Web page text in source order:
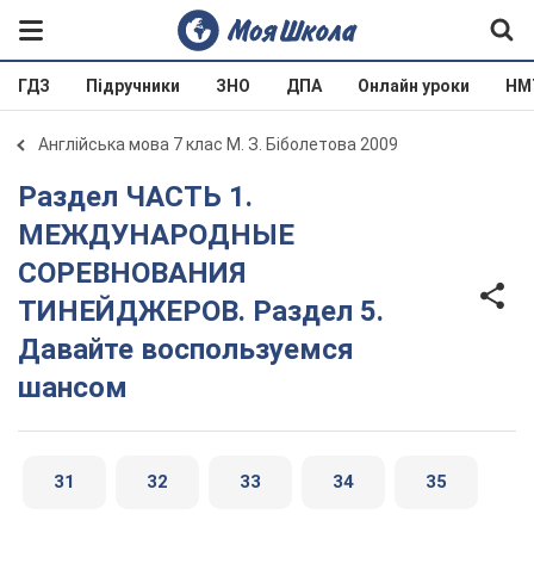
ГДЗ Підручники ЗНО ДПА Онлайн уроки
Англійська мова 7 клас М. З. Біболетова 2009
Раздел ЧАСТЬ 1.
МЕЖДУНАРОДНЫЕ
СОРЕВНОВАНИЯ
ТИНЕЙДЖЕРОВ. Раздел 5.
Давайте воспользуемся
шансом
31 32 33 34 35